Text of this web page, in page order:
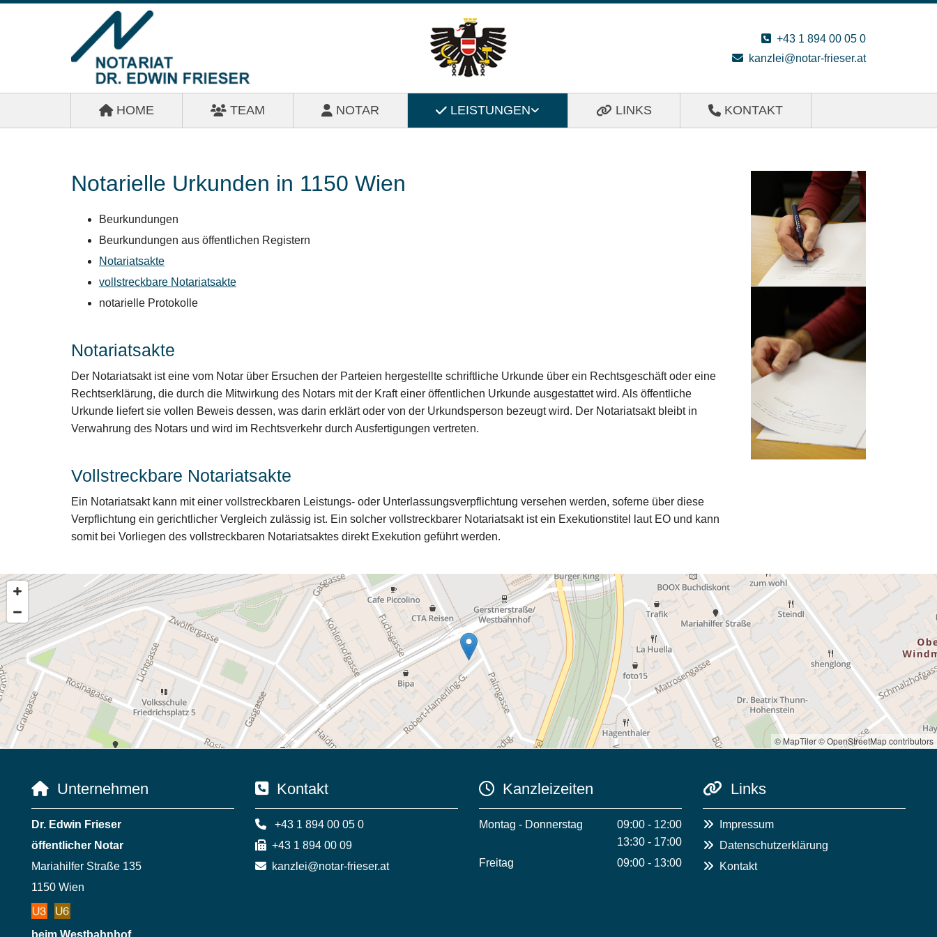
 +43 1 894 00 05 0
 kanzlei@notar-frieser.at
HOME TEAM NOTAR LEISTUNGEN LINKS KONTAKT
Notarielle Urkunden in 1150 Wien
Beurkundungen
Beurkundungen aus öffentlichen Registern
Notariatsakte
vollstreckbare Notariatsakte
notarielle Protokolle
Notariatsakte
Der Notariatsakt ist eine vom Notar über Ersuchen der Parteien hergestellte schriftliche Urkunde über ein Rechtsgeschäft oder eine
Rechtserklärung, die durch die Mitwirkung des Notars mit der Kraft einer öffentlichen Urkunde ausgestattet wird. Als öffentliche
Urkunde liefert sie vollen Beweis dessen, was darin erklärt oder von der Urkundsperson bezeugt wird. Der Notariatsakt bleibt in
Verwahrung des Notars und wird im Rechtsverkehr durch Ausfertigungen vertreten.
Vollstreckbare Notariatsakte
Ein Notariatsakt kann mit einer vollstreckbaren Leistungs- oder Unterlassungsverpflichtung versehen werden, soferne über diese
Verpflichtung ein gerichtlicher Vergleich zulässig ist. Ein solcher vollstreckbarer Notariatsakt ist ein Exekutionstitel laut EO und kann
somit bei Vorliegen des vollstreckbaren Notariatsaktes direkt Exekution geführt werden.
© MapTiler© OpenStreetMap contributors
 Unternehmen
Dr. Edwin Frieser
öffentlicher Notar
Mariahilfer Straße 135
1150 Wien
beim Westbahnhof
Kontakt
 +43 1 894 00 05 0
 +43 1 894 00 09
 kanzlei@notar-frieser.at
 Kanzleizeiten
Montag - Donnerstag
09:00 - 12:00
13:30 - 17:00
Freitag
09:00 - 13:00
 Links
 Impressum
 Datenschutzerklärung
 Kontakt